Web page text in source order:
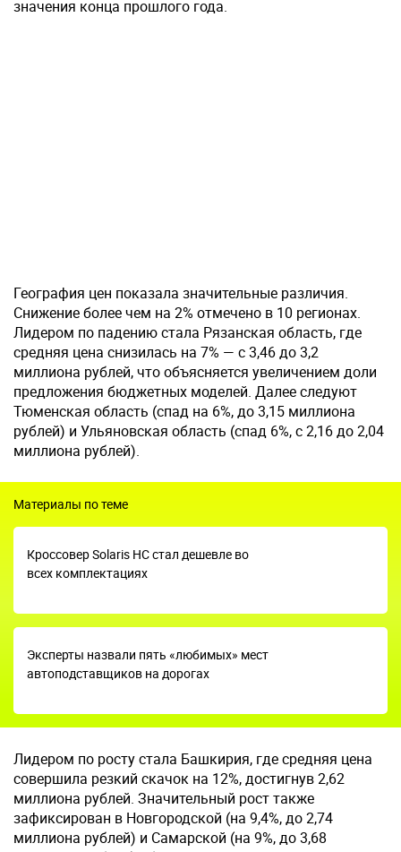
значения конца прошлого года.
География цен показала значительные различия.
Снижение более чем на 2% отмечено в 10 регионах.
Лидером по падению стала Рязанская область, где
средняя цена снизилась на 7% — с 3,46 до 3,2
миллиона рублей, что объясняется увеличением доли
предложения бюджетных моделей. Далее следуют
Тюменская область (спад на 6%, до 3,15 миллиона
рублей) и Ульяновская область (спад 6%, с 2,16 до 2,04
миллиона рублей).
Материалы по теме
Кроссовер Solaris HC стал дешевле во
всех комплектациях
Эксперты назвали пять «любимых» мест
автоподставщиков на дорогах
Лидером по росту стала Башкирия, где средняя цена
совершила резкий скачок на 12%, достигнув 2,62
миллиона рублей. Значительный рост также
зафиксирован в Новгородской (на 9,4%, до 2,74
миллиона рублей) и Самарской (на 9%, до 3,68